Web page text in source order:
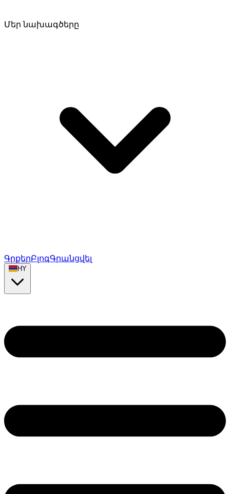
Մեր նախագծերը
ԳրքերԲլոգԳրանցվել
HY